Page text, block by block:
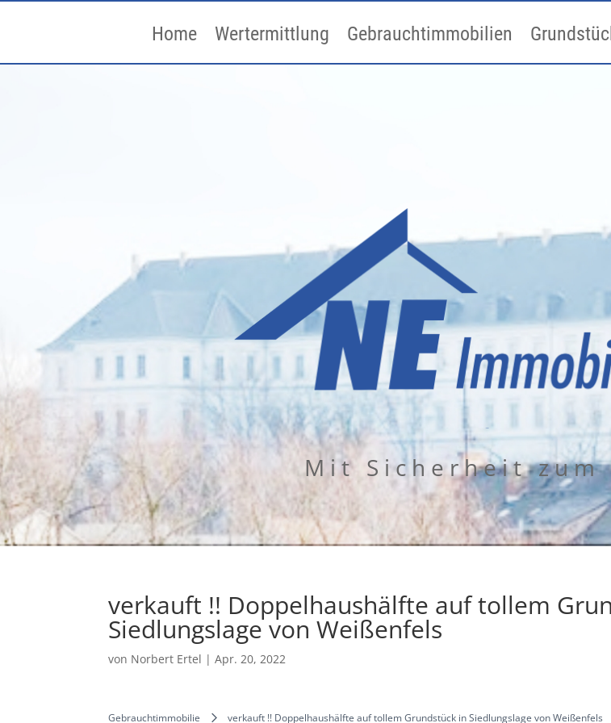
Home Wertermittlung Gebrauchtimmobilien
Mit Sicherheit zum
verkauft !! Doppelhaushälfte auf tollem
Siedlungslage von Weißenfels
von Norbert Ertel |Apr. 20, 2022
Gebrauchtimmobilie verkauft !! Doppelhaushälfte auf tollem Grundstück in Siedlungslage von Weißenfels